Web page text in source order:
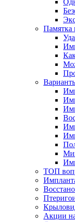
Памятка
ТОП
Акции